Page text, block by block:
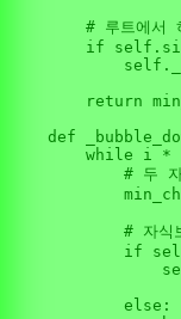
# 루트에서
if
self
self
return
def
while i *
# 두
# 자식
if
else :